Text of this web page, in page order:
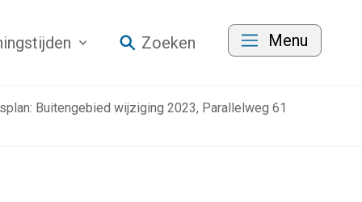
Zoeken Menu
Buitengebied wijziging 2023, Parallelweg 61